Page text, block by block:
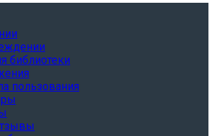
библиотеки
пользования